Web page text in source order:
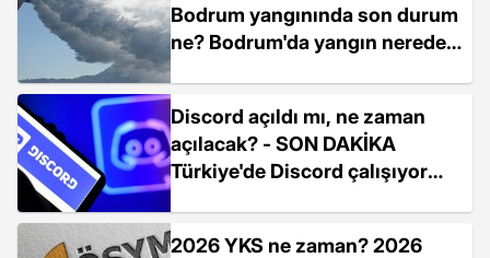
Bodrum yangınında son durum
ne? Bodrum'da yangın nerede
Discord açıldı mı, ne zaman
açılacak? - SON DAKİKA
Türkiye'de Discord çalışıyor
2026 YKS ne zaman? 2026